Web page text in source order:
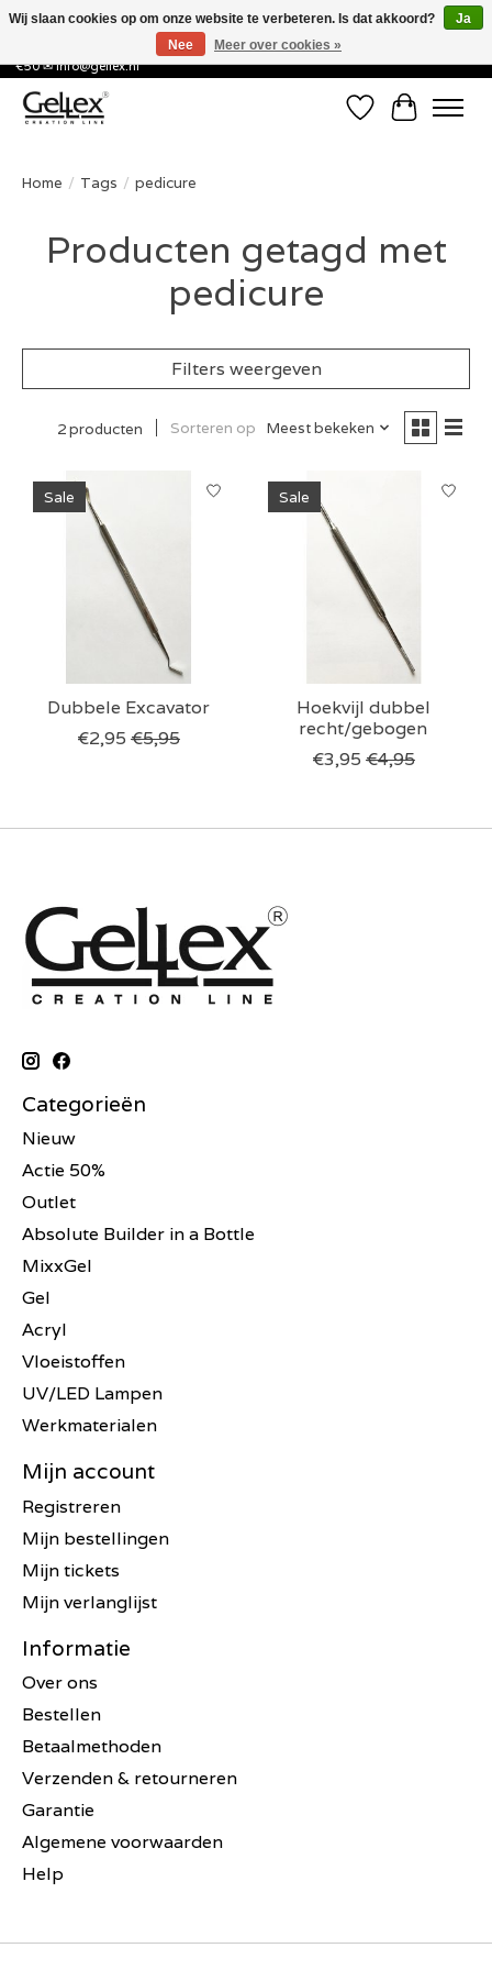
✅ Voor 15:00 besteld, de volgende werkdag in huis! ✅ Gratis verzenden vanaf
€50 ✉info@gellex.nl
Verlanglijst
Home / Tags / pedicure
Producten getagd met
pedicure
Filters weergeven
2 producten Sorteren op Meest bekeken
Sale
Dubbele Excavator
€2,95 €5,95
Sale
Hoekvijl dubbel
recht/gebogen
€3,95 €4,95
Categorieën
Nieuw
Actie 50%
Outlet
Absolute Builder in a Bottle
MixxGel
Gel
Acryl
Vloeistoffen
UV/LED Lampen
Werkmaterialen
Mijn account
Registreren
Mijn bestellingen
Mijn tickets
Mijn verlanglijst
Informatie
Over ons
Bestellen
Betaalmethoden
Verzenden & retourneren
Garantie
Algemene voorwaarden
Help
Wij slaan cookies op om onze website te verbeteren. Is dat akkoord?
Ja
Nee
Meer over cookies »